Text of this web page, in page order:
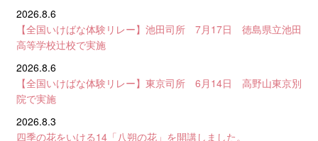
2026.8.6
【全国いけばな体験リレー】池田司所 7月17日 徳島県立池田
高等学校辻校で実施
2026.8.6
【全国いけばな体験リレー】東京司所 6月14日 高野山東京別
院で実施
2026.8.3
四季の花をいける14「八朔の花」を開講しました。